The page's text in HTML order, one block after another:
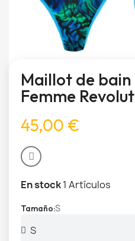
Maillot de
Femme
45,00 €
En stock1 Artículos
Tamaño S